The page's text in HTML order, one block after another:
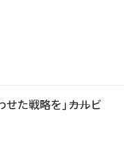
た戦略を」――カルビ